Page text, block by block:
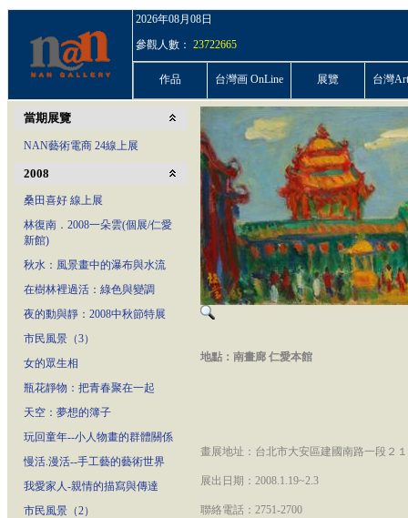
2026年08月08日
參觀人數： 23722665
作品 台灣画 OnLine 展覽 台灣
當期展覽
NAN藝術電商 24線上展
2008
桑田喜好 線上展
林復南．2008一朵雲(個展/仁愛
新館)
秋水：風景畫中的瀑布與水流
在樹林裡過活：綠色與變調
夜的動與靜：2008中秋節特展
市民風景（3）
女的眾生相
瓶花靜物：把青春聚在一起
天空：夢想的簿子
玩回童年--小人物畫的群體關係
慢活.漫活--手工藝的藝術世界
我愛家人-親情的描寫與傳達
市民風景（2）
地點：南畫廊 仁愛本館
畫展地址：台北市大安區建國南路一段２
展出日期：2008.1.19~2.3
聯絡電話：2751-2700